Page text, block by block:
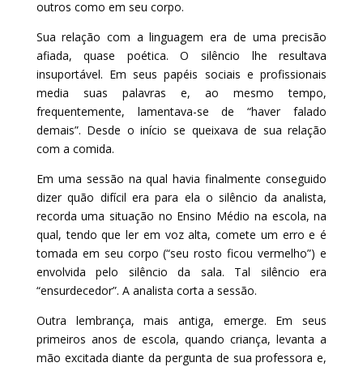
outros como em seu corpo.
Sua relação com a linguagem era de uma precisão
afiada, quase poética. O silêncio lhe resultava
insuportável. Em seus papéis sociais e profissionais
media suas palavras e, ao mesmo tempo,
frequentemente, lamentava-se de “haver falado
demais”. Desde o início se queixava de sua relação
com a comida.
Em uma sessão na qual havia finalmente conseguido
dizer quão difícil era para ela o silêncio da analista,
recorda uma situação no Ensino Médio na escola, na
qual, tendo que ler em voz alta, comete um erro e é
tomada em seu corpo (“seu rosto ficou vermelho”) e
envolvida pelo silêncio da sala. Tal silêncio era
“ensurdecedor”. A analista corta a sessão.
Outra lembrança, mais antiga, emerge. Em seus
primeiros anos de escola, quando criança, levanta a
mão excitada diante da pergunta de sua professora e,